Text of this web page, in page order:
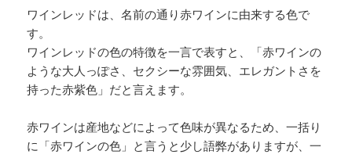
ワインレッドは、名前の通り赤ワインに由来する色で
す。
ワインレッドの色の特徴を一言で表すと、「赤ワインの
ような大人っぽさ、セクシーな雰囲気、エレガントさを
持った赤紫色」だと言えます。
赤ワインは産地などによって色味が異なるため、一括り
に「赤ワインの色」と言うと少し語弊がありますが、一